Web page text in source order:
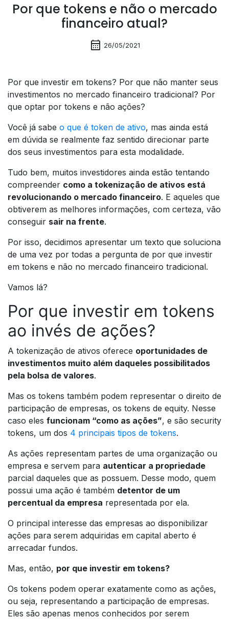
Por que tokens e não o mercado
financeiro atual?
calendar_month 26/05/2021
Por que investir em tokens? Por que não manter seus
investimentos no mercado financeiro tradicional? Por
que optar por tokens e não ações?
Você já sabe o que é token de ativo, mas ainda está
em dúvida se realmente faz sentido direcionar parte
dos seus investimentos para esta modalidade.
Tudo bem, muitos investidores ainda estão tentando
compreender como a tokenização de ativos está
revolucionando o mercado financeiro. E aqueles que
obtiverem as melhores informações, com certeza, vão
conseguir sair na frente.
Por isso, decidimos apresentar um texto que soluciona
de uma vez por todas a pergunta de por que investir
em tokens e não no mercado financeiro tradicional.
Vamos lá?
Por que investir em tokens
ao invés de ações?
A tokenização de ativos oferece oportunidades de
investimentos muito além daqueles possibilitados
pela bolsa de valores.
Mas os tokens também podem representar o direito de
participação de empresas, os tokens de equity. Nesse
caso eles funcionam “como as ações”, e são security
tokens, um dos 4 principais tipos de tokens.
As ações representam partes de uma organização ou
empresa e servem para autenticar a propriedade
parcial daqueles que as possuem. Desse modo, quem
possui uma ação é também detentor de um
percentual da empresa representada por ela.
O principal interesse das empresas ao disponibilizar
ações para serem adquiridas em capital aberto é
arrecadar fundos.
Mas, então, por que investir em tokens?
Os tokens podem operar exatamente como as ações,
ou seja, representando a participação de empresas.
Eles são apenas menos conhecidos por serem